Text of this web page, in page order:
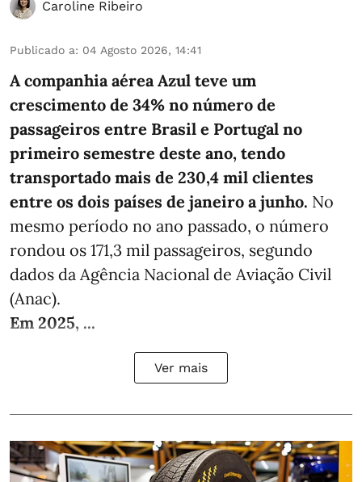
Caroline Ribeiro
Publicado a: 04 Agosto 2026, 14:41
A companhia aérea Azul teve um
crescimento de 34% no número de
passageiros entre Brasil e Portugal no
primeiro semestre deste ano, tendo
transportado mais de 230,4 mil clientes
entre os dois países de janeiro a junho. No
mesmo período no ano passado, o número
rondou os 171,3 mil passageiros, segundo
dados da Agência Nacional de Aviação Civil
(Anac).
Em 2025, ...
Ver mais